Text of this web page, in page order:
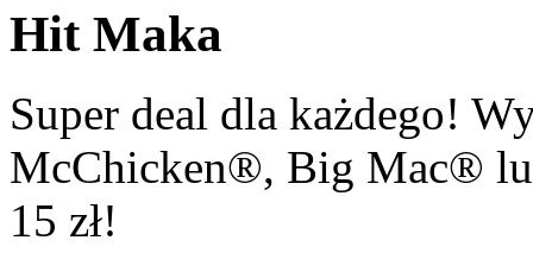
Hit Maka
Super deal dla każdego!
McChicken®, Big Mac®
15 zł!